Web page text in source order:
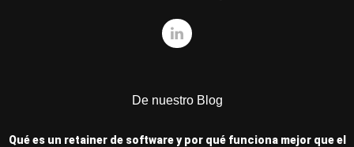
De nuestro Blog
Qué es un retainer de software y por qué funciona mejor que el